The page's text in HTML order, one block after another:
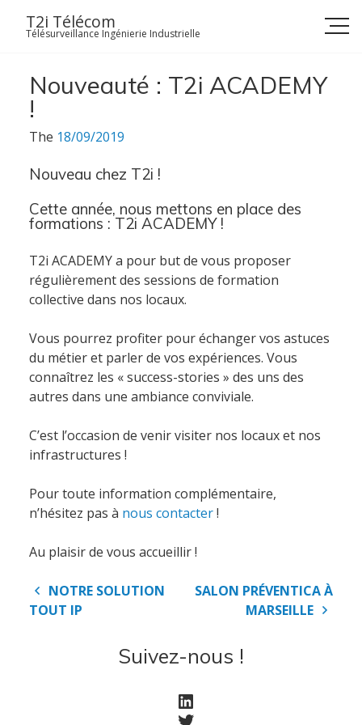
T2i Télécom
Télésurveillance Ingénierie Industrielle
Nouveauté : T2i ACADEMY
!
The 18/09/2019
Nouveau chez T2i !
Cette année, nous mettons en place des
formations : T2i ACADEMY !
T2i ACADEMY a pour but de vous proposer
régulièrement des sessions de formation
collective dans nos locaux.
Vous pourrez profiter pour échanger vos astuces
du métier et parler de vos expériences. Vous
connaîtrez les « success-stories » des uns des
autres dans une ambiance conviviale.
C’est l’occasion de venir visiter nos locaux et nos
infrastructures !
Pour toute information complémentaire,
n’hésitez pas à nous contacter!
Au plaisir de vous accueillir !
Navigation
de
NOTRE SOLUTION
TOUT IP
SALON PRÉVENTICA À
MARSEILLE
Suivez-nous !
LinkedIn
Twitter
Accueil